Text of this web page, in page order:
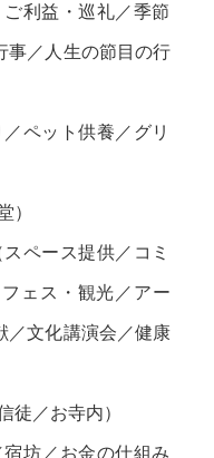
利益・巡礼／季節
事／人生の節目の行
ペット供養／グリ
）
ペース提供／コミ
ェス・観光／アー
／文化講演会／健康
徒／お寺内）
坊／お金の仕組み